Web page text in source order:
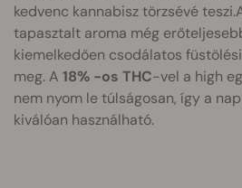
kedvenc kannabisz törzsévé
tapasztalt aroma még
kiemelkedően csodálatos
meg. A 18% -os THC-vel a high
nem nyom le túlságosan, így a
kiválóan használható.